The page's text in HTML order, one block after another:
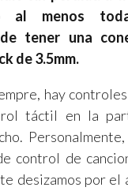
al menos
tener una
de 3.5mm.
hay
táctil en la
control de
desizamos por el